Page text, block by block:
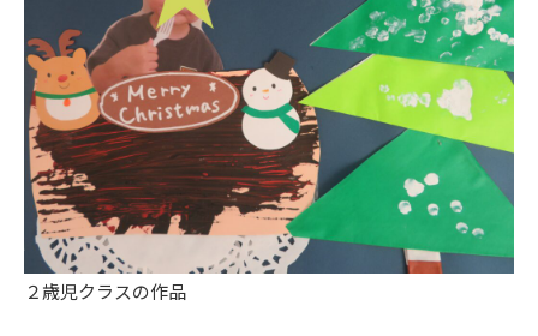
２歳児クラスの作品